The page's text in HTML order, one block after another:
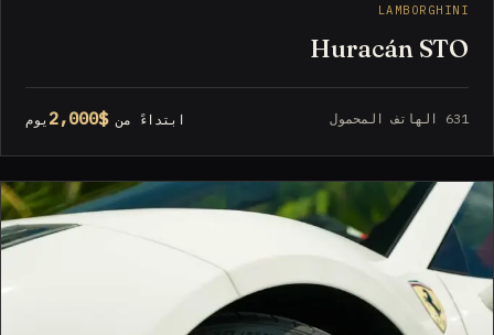
LAMBORGHINI
Huracán STO
631 الهاتف المحمول ابتداءً من$2,000 يوم